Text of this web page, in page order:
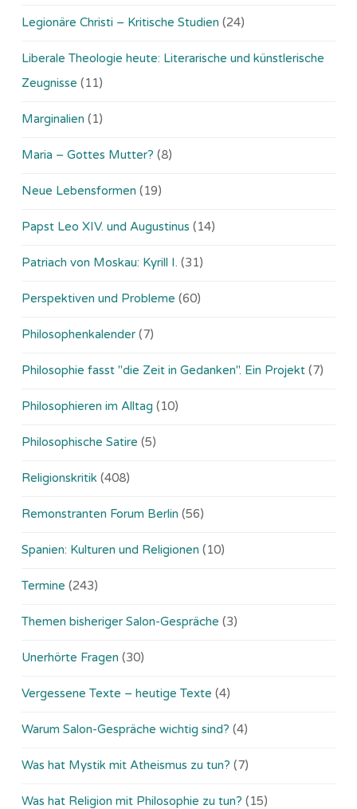
Legionäre Christi – Kritische Studien (24)
Liberale Theologie heute: Literarische und künstlerische
Zeugnisse (11)
Marginalien (1)
Maria – Gottes Mutter? (8)
Neue Lebensformen (19)
Papst Leo XIV. und Augustinus (14)
Patriach von Moskau: Kyrill I. (31)
Perspektiven und Probleme (60)
Philosophenkalender (7)
Philosophie fasst "die Zeit in Gedanken". Ein Projekt (7)
Philosophieren im Alltag (10)
Philosophische Satire (5)
Religionskritik (408)
Remonstranten Forum Berlin (56)
Spanien: Kulturen und Religionen (10)
Termine (243)
Themen bisheriger Salon-Gespräche (3)
Unerhörte Fragen (30)
Vergessene Texte – heutige Texte (4)
Warum Salon-Gespräche wichtig sind? (4)
Was hat Mystik mit Atheismus zu tun? (7)
Was hat Religion mit Philosophie zu tun? (15)